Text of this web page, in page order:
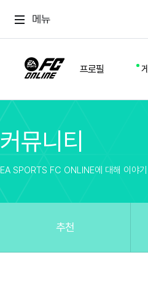
메뉴
프로필
스쿼드
커뮤니티
방명록
유
커뮤니티
EA SPORTS FC ONLINE에 대해 이야
추천